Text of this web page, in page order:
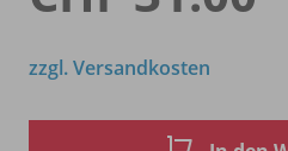
zzgl. Versandkosten